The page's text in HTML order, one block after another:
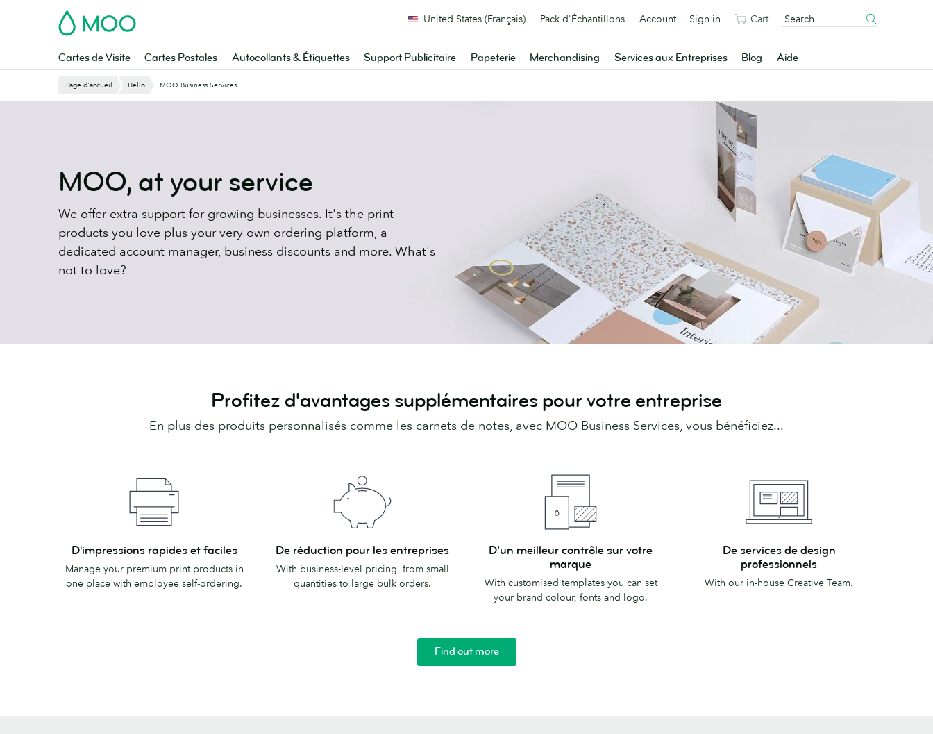
MOO
Cartes de Visite Cartes Postales Autocollants & Étiquettes Support Publicitaire Papeterie Merchandising Services aux Entreprises Blog Aide
United States (Français) Pack d'Échantillons Account Sign in Cart
Page d'accueil Hello MOO Business Services
MOO, at your service
We offer extra support for growing businesses. It's the print
products you love plus your very own ordering platform, a
dedicated account manager, business discounts and more. What's
not to love?
Profitez d'avantages supplémentaires pour votre entreprise
En plus des produits personnalisés comme les carnets de notes, avec MOO Business Services, vous bénéficiez...
D'impressions
et
faciles
D'impressions rapides et faciles
Manage your premium print products in
one place with employee self-ordering.
De
pour
De réduction pour les entreprises
With business-level pricing, from small
quantities to large bulk orders.
D’un
contrôle
D’un meilleur contrôle sur votre
marque
With customised templates you can set
your brand colour, fonts and logo.
De services de design
professionnels
With our in-house Creative Team.
Find out more